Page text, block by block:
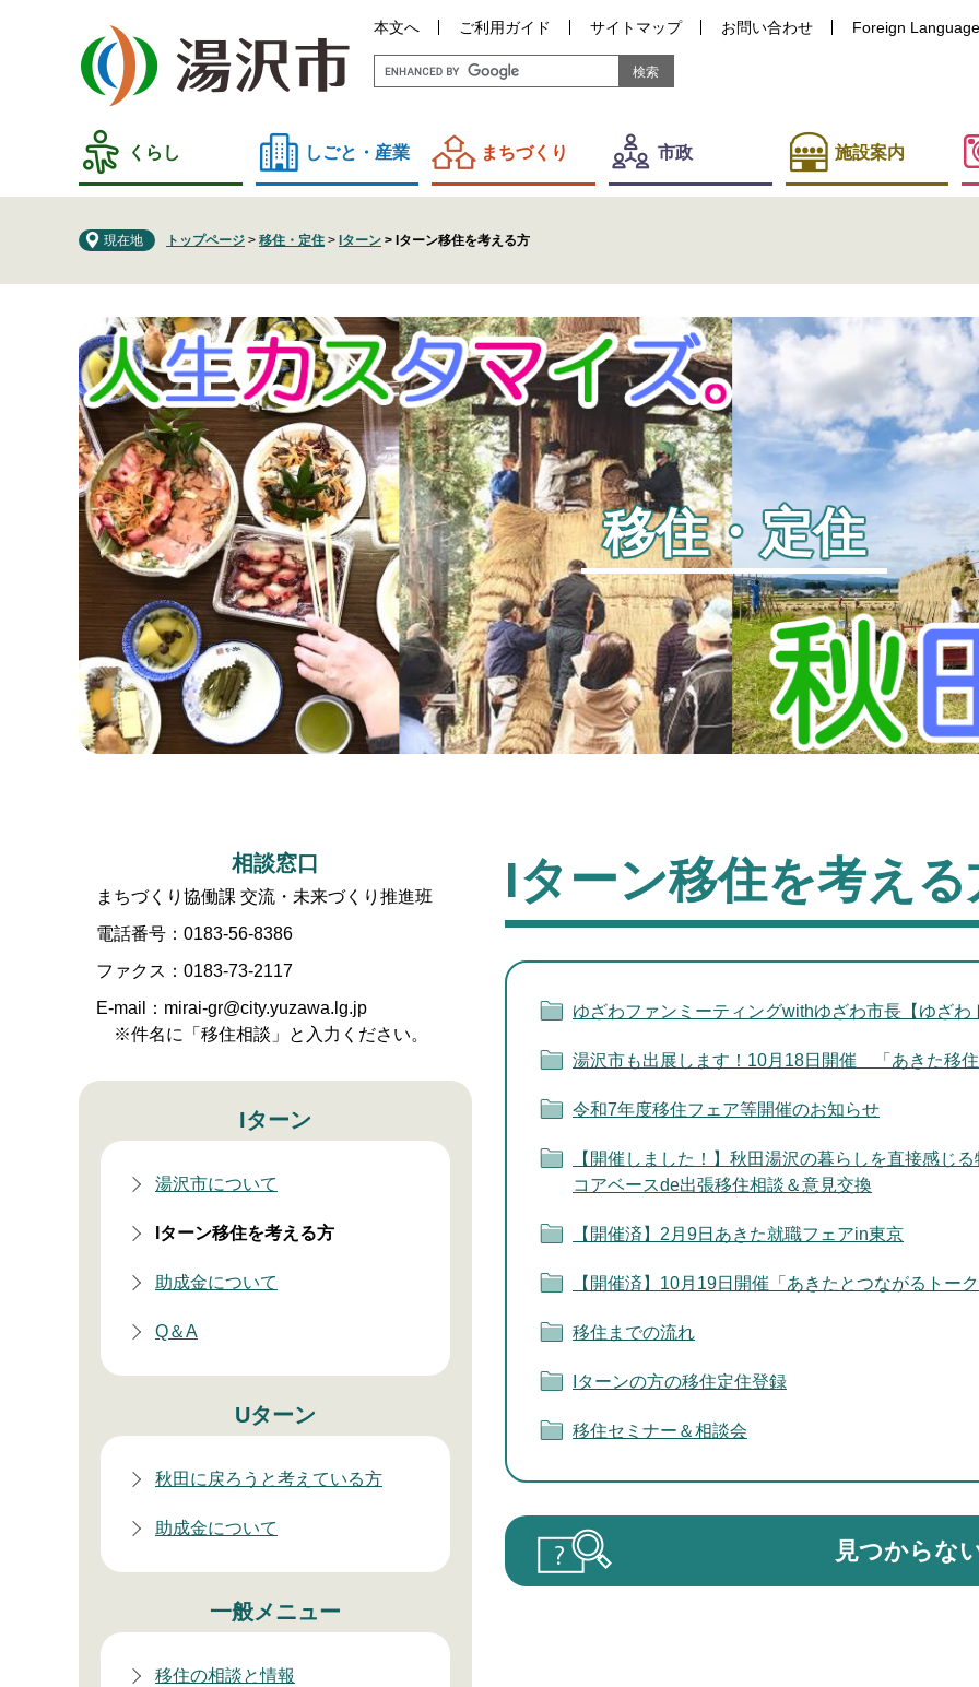
す
し
本文へ ご利用ガイド サイトマップ お問い合わせ Foreign Language
くらし しごと・産業 まちづくり 市政 施設案内
現在地 トップページ > 移住・定住 > Iターン > Iターン移住を考える方
移住・定住
Iターン移住を考える
ゆざわファンミーティングwithゆざわ市長【ゆざわ
湯沢市も出展します！10月18日開催 「あきた移
令和7年度移住フェア等開催のお知らせ
【開催しました！】秋田湯沢の暮らしを直接感
コアベースde出張移住相談＆意見交換
【開催済】2月9日あきた就職フェアin東京
【開催済】10月19日開催「あきたとつながるトー
移住までの流れ
Iターンの方の移住定住登録
移住セミナー＆相談会
見つからな
相談窓口
まちづくり協働課 交流・未来づくり推進班
電話番号：0183-56-8386
ファクス：0183-73-2117
E-mail：mirai-gr@city.yuzawa.lg.jp
※件名に「移住相談」と入力ください。
Iターン
湯沢市について
Iターン移住を考える方
助成金について
Q＆A
Uターン
秋田に戻ろうと考えている方
助成金について
一般メニュー
移住の相談と情報